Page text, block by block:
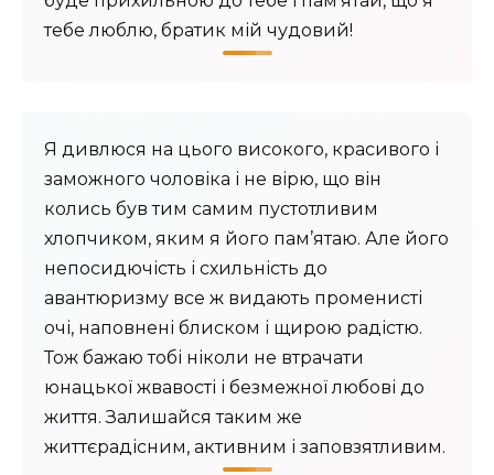
тебе люблю, братик мій чудовий!
Я дивлюся на цього високого, красивого і
заможного чоловіка і не вірю, що він
колись був тим самим пустотливим
хлопчиком, яким я його пам’ятаю. Але його
непосидючість і схильність до
авантюризму все ж видають променисті
очі, наповнені блиском і щирою радістю.
Тож бажаю тобі ніколи не втрачати
юнацької жвавості і безмежної любові до
життя. Залишайся таким же
життєрадісним, активним і заповзятливим.